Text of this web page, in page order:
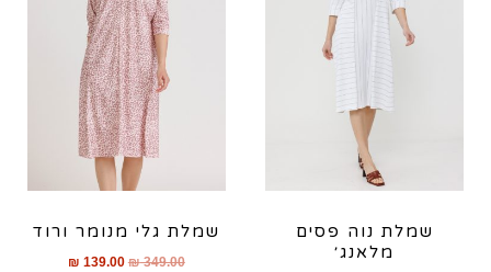
שמלת נוה פסים
מלאנג׳
שמלת גלי מנומר ורוד
₪349.00
₪ 139.00